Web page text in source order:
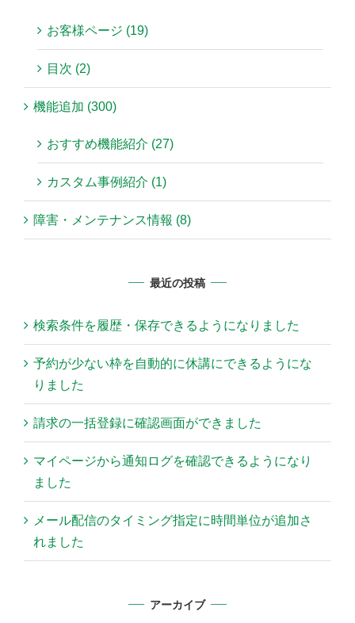
お客様ページ (19)
目次 (2)
機能追加 (300)
おすすめ機能紹介 (27)
カスタム事例紹介 (1)
障害・メンテナンス情報 (8)
最近の投稿
検索条件を履歴・保存できるようになりました
予約が少ない枠を自動的に休講にできるようにな
りました
請求の一括登録に確認画面ができました
マイページから通知ログを確認できるようになり
ました
メール配信のタイミング指定に時間単位が追加さ
れました
アーカイブ